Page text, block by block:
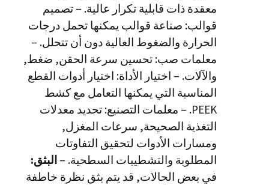
معقدة ذات قابلية تكرار عالية. – تصميم
قوالب: صناعة قوالب يمكنها تحمل درجات
الحرارة والضغوط العالية دون أن تتحلل. –
معلمات صب: تحسين سرعة الحقن, ضغط,
والآلات. – اختيار الأداة: اختيار أدوات القطع
المناسبة التي يمكنها التعامل مع كشط
PEEK. – معلمات التصنيع: تحديد معدلات
التغذية الصحيحة, سرعات المغزل,
ومسارات الأدوات لتحقيق التفاوتات
المطلوبة والتشطيبات السطحية. – البثق:
في بعض الحالات, قد يتم بثق نظرة خاطفة